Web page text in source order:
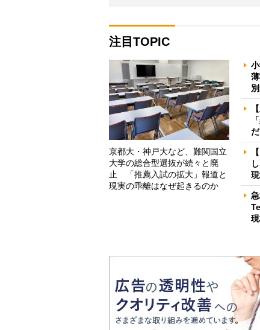
注目TOPIC
京都大・神戸大など、難関国立
大学の総合型選抜が続々と廃
止 「推薦入試の拡大」報道と
現実の乖離はなぜ起きるのか